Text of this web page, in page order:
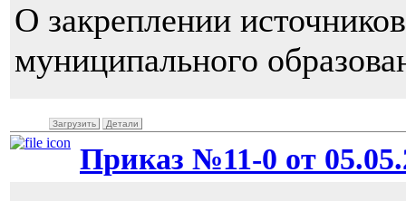
О закреплении
муниципального
Загрузить Детали
Приказ №11-0 от